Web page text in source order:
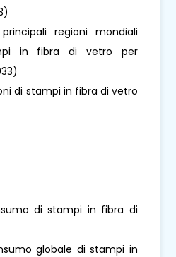
regioni mondiali
in fibra di vetro per
di stampi in fibra di vetro
di stampi in fibra di
globale di stampi in